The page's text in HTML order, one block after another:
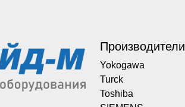
Производители
Yokogawa
Turck
Toshiba